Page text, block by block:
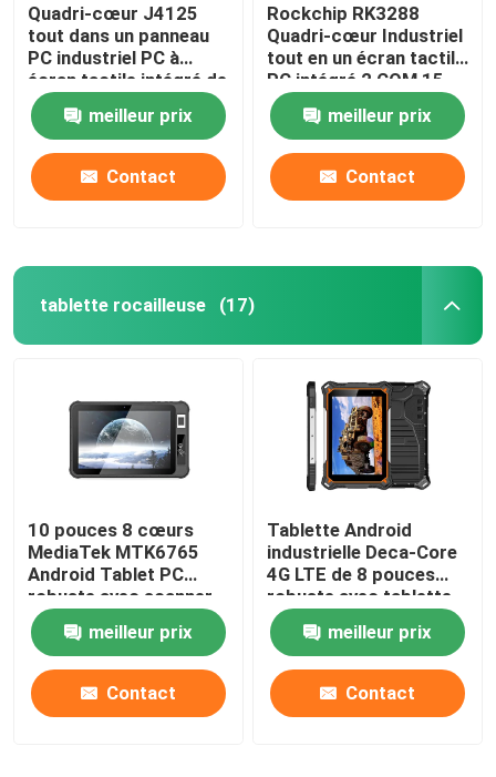
Quadri-cœur J4125
tout dans un panneau
PC industriel PC à
écran tactile intégré de
15 pouces
meilleur prix
Contact
Rockchip RK3288
Quadri-cœur Industriel
tout en un écran tactile
PC intégré 2 COM 15
pouces
meilleur prix
Contact
tablette rocailleuse (17)
10 pouces 8 cœurs
MediaTek MTK6765
Android Tablet PC
robuste avec scanner
d'empreintes digitales
NFC
meilleur prix
Contact
Tablette Android
industrielle Deca-Core
4G LTE de 8 pouces
robuste avec tablette
étanche IP68 de 10000
mAh
meilleur prix
Contact